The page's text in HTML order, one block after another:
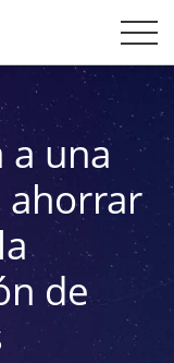
a una
ahorrar
de